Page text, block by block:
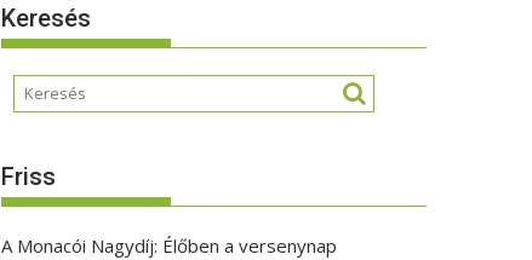
Keresés
Friss
A Monacói Nagydíj: Élőben a versenynap